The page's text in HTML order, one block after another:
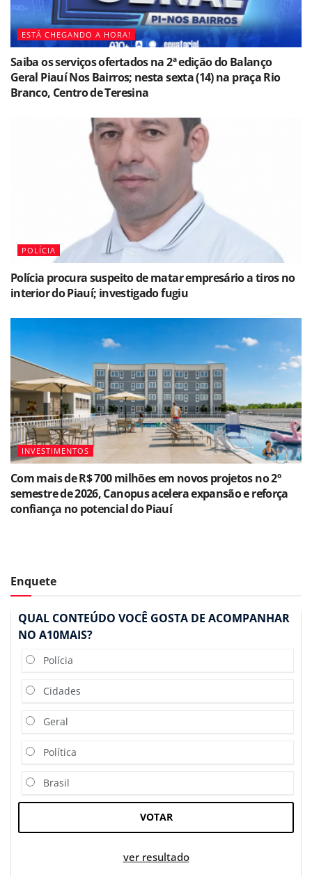
ESTÁ CHEGANDO A HORA!
Saiba os serviços ofertados na 2ª edição do Balanço
Geral Piauí Nos Bairros; nesta sexta (14) na praça Rio
Branco, Centro de Teresina
POLÍCIA
Polícia procura suspeito de matar empresário a tiros no
interior do Piauí; investigado fugiu
INVESTIMENTOS
Com mais de R$ 700 milhões em novos projetos no 2º
semestre de 2026, Canopus acelera expansão e reforça
confiança no potencial do Piauí
Enquete
QUAL CONTEÚDO VOCÊ GOSTA DE ACOMPANHAR
NO A10MAIS?
Polícia
Cidades
Geral
Política
Brasil
VOTAR
ver resultado